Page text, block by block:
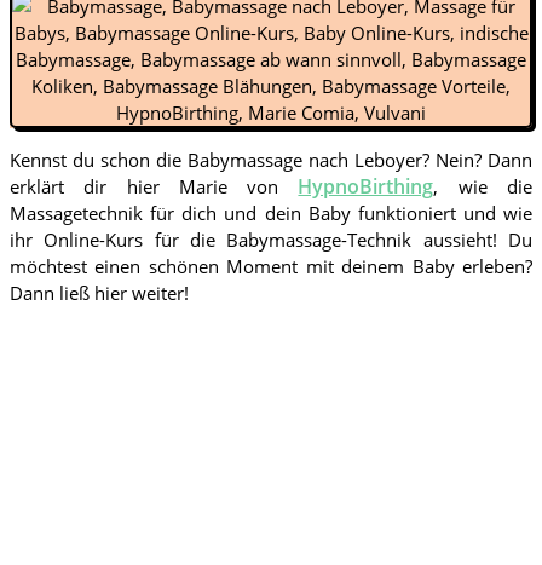
Kennst du schon die Babymassage nach Leboyer? Nein? Dann
erklärt dir hier Marie von HypnoBirthing, wie die
Massagetechnik für dich und dein Baby funktioniert und wie
ihr Online-Kurs für die Babymassage-Technik aussieht! Du
möchtest einen schönen Moment mit deinem Baby erleben?
Dann ließ hier weiter!